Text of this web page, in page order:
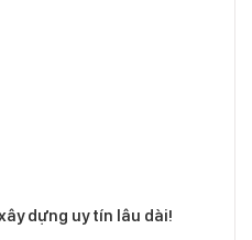
dựng uy tín lâu dài!